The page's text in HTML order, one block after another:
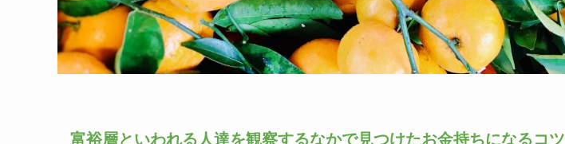
富裕層といわれる人達を観察するなかで見つけたお金持ちになるコツ